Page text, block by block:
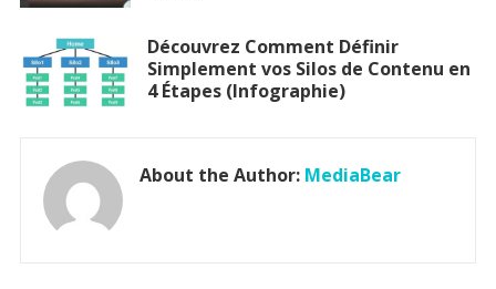
Découvrez Comment Définir
Simplement vos Silos de Contenu en
4 Étapes (Infographie)
About the Author: MediaBear